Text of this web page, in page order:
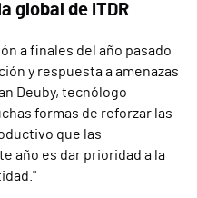
global de ITDR
a finales del año pasado
y respuesta a amenazas
Deuby, tecnólogo
formas de reforzar las
que las
año es dar prioridad a la